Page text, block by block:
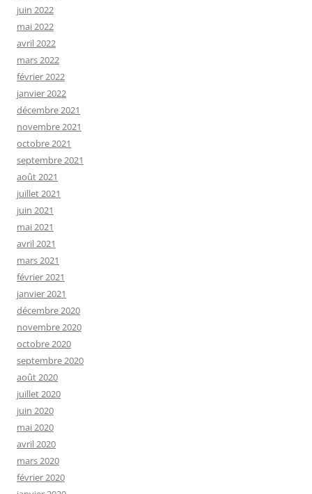
juin 2022
mai 2022
avril 2022
mars 2022
février 2022
janvier 2022
décembre 2021
novembre 2021
octobre 2021
septembre 2021
août 2021
juillet 2021
juin 2021
mai 2021
avril 2021
mars 2021
février 2021
janvier 2021
décembre 2020
novembre 2020
octobre 2020
septembre 2020
août 2020
juillet 2020
juin 2020
mai 2020
avril 2020
mars 2020
février 2020